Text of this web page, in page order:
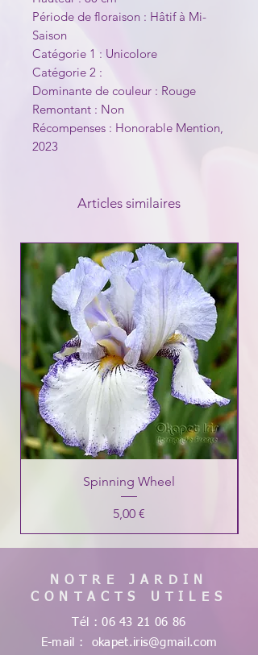
Période de floraison : Hâtif à Mi-
Saison
Catégorie 1 : Unicolore
Catégorie 2 :
Dominante de couleur : Rouge
Remontant : Non
Récompenses : Honorable Mention,
2023
Articles similaires
Spinning Wheel
Prix
5,00 €
NOTRE JARDIN
CONTACTS UTILES
Tél :06 43 21 06 86
E-mail : okapet.iris@gmail.com